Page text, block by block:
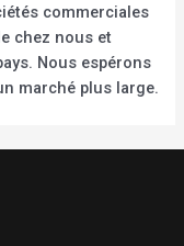
commerciales
chez nous et
Nous espérons
marché plus large.